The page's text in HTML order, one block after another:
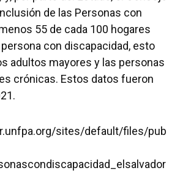
de las Personas con
55 de cada 100 hogares
con discapacidad, esto
adultos mayores y las personas
crónicas. Estos datos fueron
sites/default/files/pub